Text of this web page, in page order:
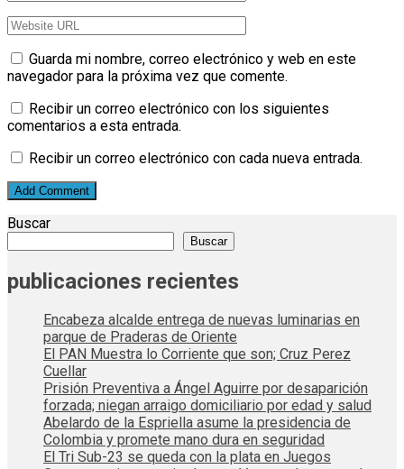
Guarda mi nombre, correo electrónico y web en este
navegador para la próxima vez que comente.
Recibir un correo electrónico con los siguientes
comentarios a esta entrada.
Recibir un correo electrónico con cada nueva entrada.
Buscar
Buscar
publicaciones recientes
Encabeza alcalde entrega de nuevas luminarias en
parque de Praderas de Oriente
El PAN Muestra lo Corriente que son; Cruz Perez
Cuellar
Prisión Preventiva a Ángel Aguirre por desaparición
forzada; niegan arraigo domiciliario por edad y salud
Abelardo de la Espriella asume la presidencia de
Colombia y promete mano dura en seguridad
El Tri Sub-23 se queda con la plata en Juegos